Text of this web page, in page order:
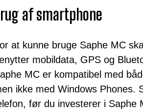
af smartphone
at kunne bruge Saphe MC
mobildata, GPS og
MC er kompatibel med
ikke med Windows Phones.
før du investerer i Saphe